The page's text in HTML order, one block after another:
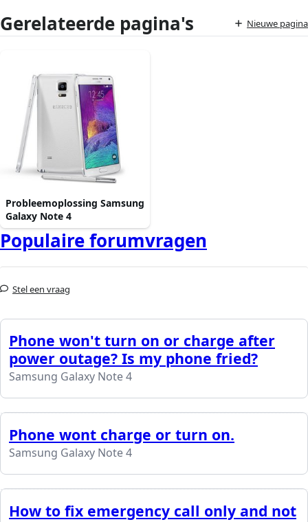
Gerelateerde pagina's Nieuwe pagina
Probleemoplossing Samsung
Galaxy Note 4
Populaire forumvragen
Stel een vraag
Phone won't turn on or charge after
power outage? Is my phone fried?
Samsung Galaxy Note 4
Phone wont charge or turn on.
Samsung Galaxy Note 4
How to fix emergency call only and not